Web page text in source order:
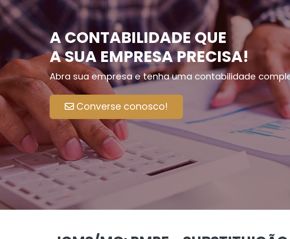
A CONTABILIDADE QUE
A SUA EMPRESA PRECISA!
Abra sua empresa e tenha uma contabilidade
Converse conosco!